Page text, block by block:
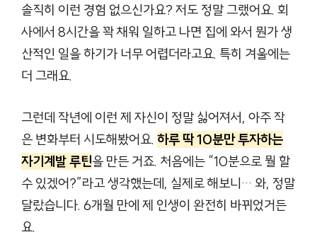
솔직히 이런 경험 없으신가요? 저도 정말 그랬어요. 회
사에서 8시간을 꽉 채워 일하고 나면 집에 와서 뭔가 생
산적인 일을 하기가 너무 어렵더라고요. 특히 겨울에는
더 그래요.
그런데 작년에 이런 제 자신이 정말 싫어져서, 아주 작
은 변화부터 시도해봤어요. 하루 딱 10분만 투자하는
자기계발 루틴을 만든 거죠. 처음에는 “10분으로 뭘 할
수 있겠어?”라고 생각했는데, 실제로 해보니… 와, 정말
달랐습니다. 6개월 만에 제 인생이 완전히 바뀌었거든
요.